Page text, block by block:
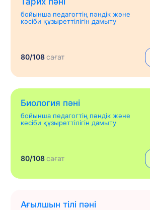
бойынша педагогтің пәндік және
кәсіби құзыреттілігін дамыту
80/108сағат
Биология пәні
бойынша педагогтің пәндік және
кәсіби құзыреттілігін дамыту
80/108сағат
Ағылшын тілі пәні